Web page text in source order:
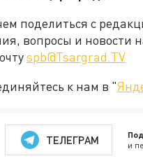
поделиться с
вопросы и новости
spb@Tsargrad.TV
к нам в "
ТЕЛЕГРАМ и